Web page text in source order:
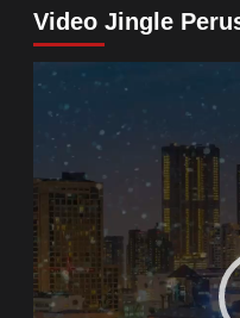
Video Jingle
Video
Player